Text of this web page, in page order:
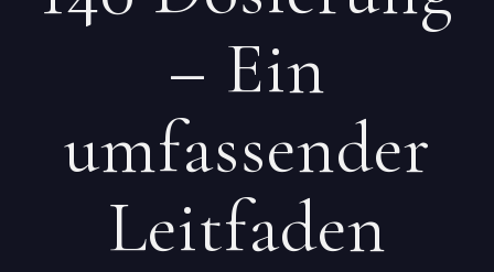
– Ein
umfassender
Leitfaden